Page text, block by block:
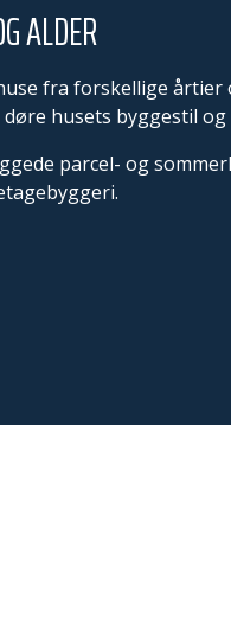
ALDER
fra forskellige
husets byggestil og
parcel- og